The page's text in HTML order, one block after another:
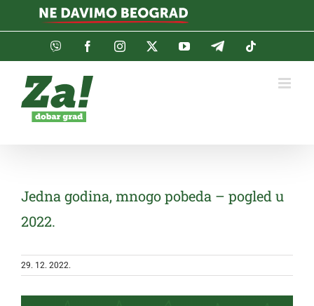
Viber FacebookInstagramTwitterYouTubeTelegram
Jedna godina, mnogo pobeda – pogled u
2022.
29. 12. 2022.